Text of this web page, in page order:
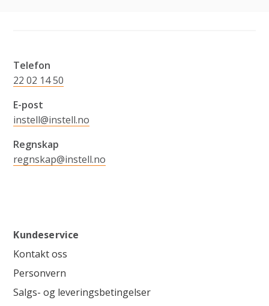
Telefon
22 02 14 50
E-post
instell@instell.no
Regnskap
regnskap@instell.no
Kundeservice
Kontakt oss
Personvern
Salgs- og leveringsbetingelser